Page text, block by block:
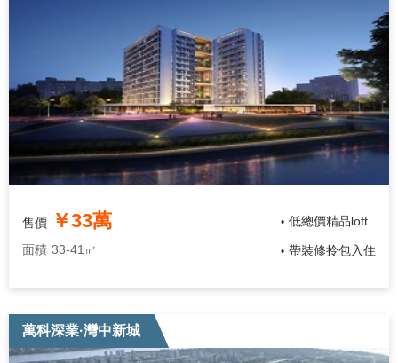
售價 ￥33萬
面積 33-41㎡
• 低總價精品loft
• 帶裝修拎包入住
萬科深業·灣中新城